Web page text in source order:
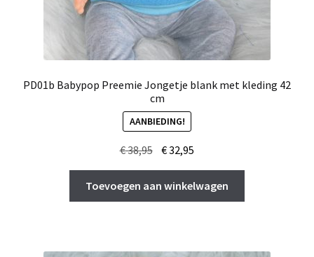
PD01b Babypop Preemie Jongetje blank met kleding 42
cm
AANBIEDING!
€38,95 Oorspronkelijke
prijs
was:
€ 38,95.
€32,95
prijs
is:
€ 32,95.
Toevoegen aan winkelwagen